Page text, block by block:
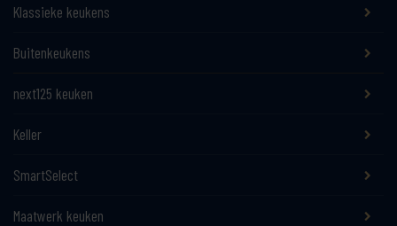
Klassieke keukens
Buitenkeukens
next125 keuken
Keller
SmartSelect
Maatwerk keuken